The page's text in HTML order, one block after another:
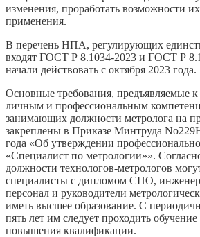
изменения, проработать возможности
применения.
В перечень НПА, регулирующих
входят ГОСТ Р 8.1034-2023 и ГОСТ Р
начали действовать с октября 2023 года.
Основные требования, предъявляемые
личным и профессиональным
занимающих должности метролога на
закреплены в Приказе Минтруда
года «Об утверждении
«Специалист по метрологии»».
должности технологов-метрологов
специалисты с дипломом СПО,
персонал и руководители
иметь высшее образование. С
пять лет им следует проходить
повышения квалификации.